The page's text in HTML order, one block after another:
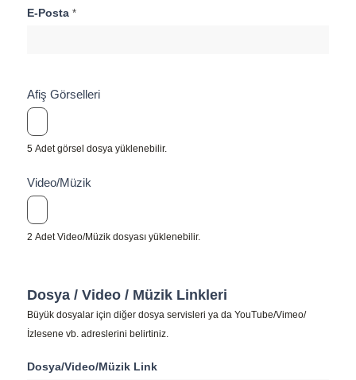
E-Posta *
Afiş Görselleri
5 Adet görsel dosya yüklenebilir.
Video/Müzik
2 Adet Video/Müzik dosyası yüklenebilir.
Dosya / Video / Müzik Linkleri
Büyük dosyalar için diğer dosya servisleri ya da YouTube/Vimeo/
İzlesene vb. adreslerini belirtiniz.
Dosya/Video/Müzik Link